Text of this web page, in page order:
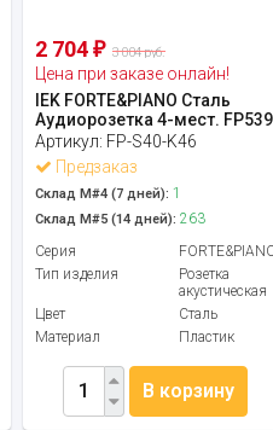
2 704₽ 3 004 руб.
Цена при заказе онлайн!
IEK FORTE&PIANO Сталь
Аудиорозетка 4-мест. FP539
Артикул: FP-S40-K46
Предзаказ
Склад М#4 (7 дней): 1
Склад М#5 (14 дней): 263
Серия
Тип изделия
Розетка
акустическая
Цвет
Сталь
Материал
Пластик
В корзину